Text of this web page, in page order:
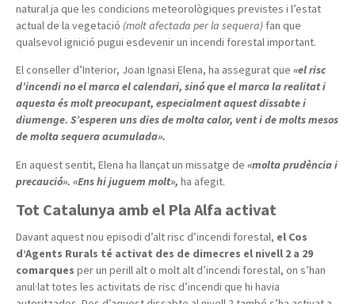
natural ja que les condicions meteorològiques previstes i l’estat
actual de la vegetació (molt afectada per la sequera) fan que
qualsevol ignició pugui esdevenir un incendi forestal important.
El conseller d’Interior, Joan Ignasi Elena, ha assegurat que «el risc
d’incendi no el marca el calendari, sinó que el marca la realitat i
aquesta és molt preocupant, especialment aquest dissabte i
diumenge. S’esperen uns dies de molta calor, vent i de molts mesos
de molta sequera acumulada».
En aquest sentit, Elena ha llançat un missatge de «molta prudència i
precaució». «Ens hi juguem molt», ha afegit.
Tot Catalunya amb el Pla Alfa activat
Davant aquest nou episodi d’alt risc d’incendi forestal, el Cos
d’Agents Rurals té activat des de dimecres el nivell 2 a 29
comarques per un perill alt o molt alt d’incendi forestal, on s’han
anul·lat totes les activitats de risc d’incendi que hi havia